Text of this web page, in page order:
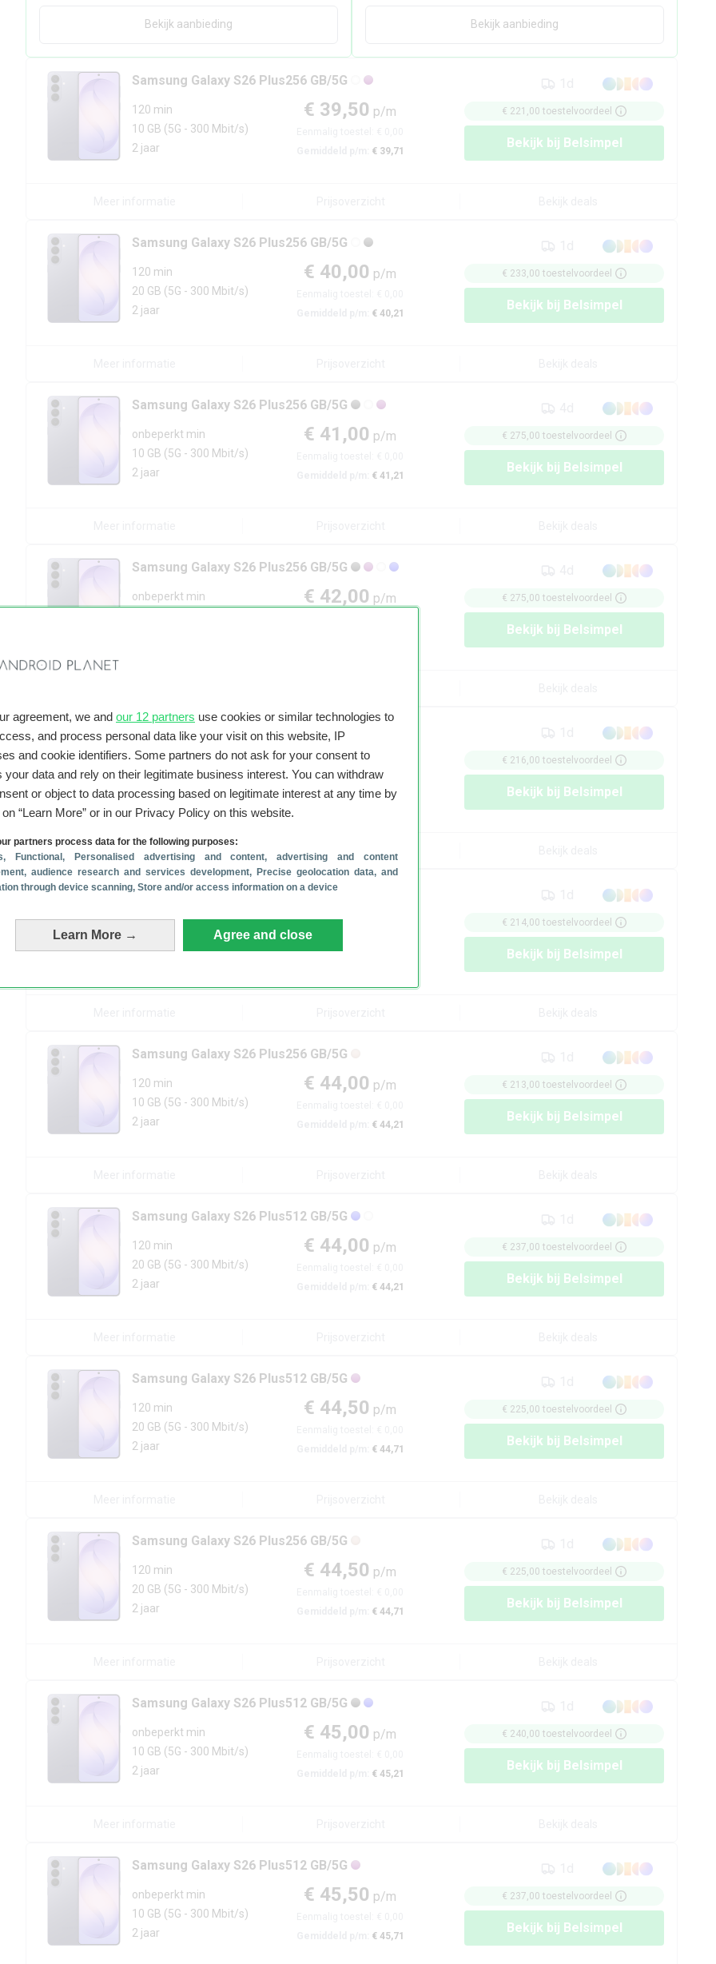
agreement, we and our 12 partners use cookies or similar technologies to
and process personal data like your visit on this website, IP
and cookie identifiers. Some partners do not ask for your consent to
your data and rely on their legitimate business interest. You can withdraw
or object to data processing based on legitimate interest at any time by
“Learn More” or in our Privacy Policy on this website.
partners process data for the following purposes:
, Functional, Personalised advertising and content, advertising and content
audience research and services development, Precise geolocation data, and
through device scanning, Store and/or access information on a device
Learn More → Agree and close
Bekijk aanbieding Bekijk aanbieding
Samsung Galaxy S26 Plus256 GB/5G
120 min
10 GB (5G - 300 Mbit/s)
2 jaar
€ 39,50 p/m
€ 39,71
€ 221,00 toestelvoordeel
Bekijk bij Belsimpel
Samsung Galaxy S26 Plus256 GB/5G
120 min
20 GB (5G - 300 Mbit/s)
2 jaar
€ 40,00 p/m
€ 40,21
€ 233,00 toestelvoordeel
Bekijk bij Belsimpel
Samsung Galaxy S26 Plus256 GB/5G
onbeperkt min
10 GB (5G - 300 Mbit/s)
2 jaar
€ 41,00 p/m
€ 41,21
€ 275,00 toestelvoordeel
Bekijk bij Belsimpel
Samsung Galaxy S26 Plus256 GB/5G
onbeperkt min
€ 42,00 p/m € 275,00 toestelvoordeel
Bekijk bij Belsimpel
Samsung Galaxy S26 Plus 512 GB/5G
120 min
10 GB(5G - 300 Mbit/s)
2 jaar
€ 43,50
Eenmalig toestel:€ 0,00
Gemiddeld p/m: € 43,71
€ 216,00 toestelvoordeel
Bekijk bij Belsimpel
Meer informatie Prijsoverzicht
Samsung Galaxy S26 Plus512 GB/5G
120 min
10 GB
(5G - 300 Mbit/s)
€ 43,50 € 214,00 toestelvoordeel
Bekijk bij Belsimpel
Samsung Galaxy S26 Plus256 GB/5G
120 min
10 GB (5G - 300 Mbit/s)
2 jaar
€ 44,00 p/m
€ 44,21
€ 213,00 toestelvoordeel
Bekijk bij Belsimpel
Samsung Galaxy S26 Plus512 GB/5G
120 min
20 GB (5G - 300 Mbit/s)
2 jaar
€ 44,00 p/m
€ 44,21
€ 237,00 toestelvoordeel
Bekijk bij Belsimpel
Samsung Galaxy S26 Plus512 GB/5G
120 min
20 GB (5G - 300 Mbit/s)
2 jaar
€ 44,50 p/m
€ 44,71
€ 225,00 toestelvoordeel
Bekijk bij Belsimpel
Samsung Galaxy S26 Plus256 GB/5G
120 min
20 GB (5G - 300 Mbit/s)
2 jaar
€ 44,50 p/m
€ 44,71
€ 225,00 toestelvoordeel
Bekijk bij Belsimpel
Samsung Galaxy S26 Plus512 GB/5G
onbeperkt min
10 GB (5G - 300 Mbit/s)
2 jaar
€ 45,00 p/m
€ 45,21
€ 240,00 toestelvoordeel
Bekijk bij Belsimpel
Samsung Galaxy S26 Plus512 GB/5G
onbeperkt min
10 GB (5G - 300 Mbit/s)
2 jaar
€ 45,50 p/m
€ 45,71
€ 237,00 toestelvoordeel
Bekijk bij Belsimpel